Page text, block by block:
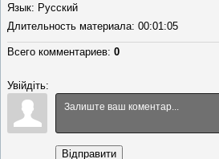
Язык: Русский
Длительность материала: 00:01:05
Всего комментариев: 0
Увійдіть:
Відправити